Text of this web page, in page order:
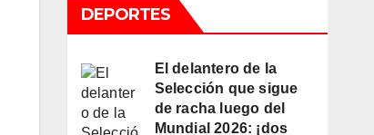
DEPORTES
El delantero de la
Selección que sigue
de racha luego del
Mundial 2026: ¡dos